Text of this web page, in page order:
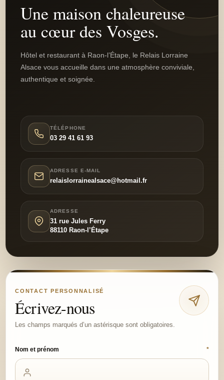
Une maison chaleureuse
au cœur des Vosges.
Hôtel et restaurant à Raon-l’Étape, le Relais Lorraine
Alsace vous accueille dans une atmosphère conviviale,
authentique et soignée.
TÉLÉPHONE
03 29 41 61 93
ADRESSE E-MAIL
relaislorrainealsace@hotmail.fr
ADRESSE
31 rue Jules Ferry
88110 Raon-l’Étape
CONTACT PERSONNALISÉ
Écrivez-nous
Les champs marqués d’un astérisque sont obligatoires.
Nom et prénom *